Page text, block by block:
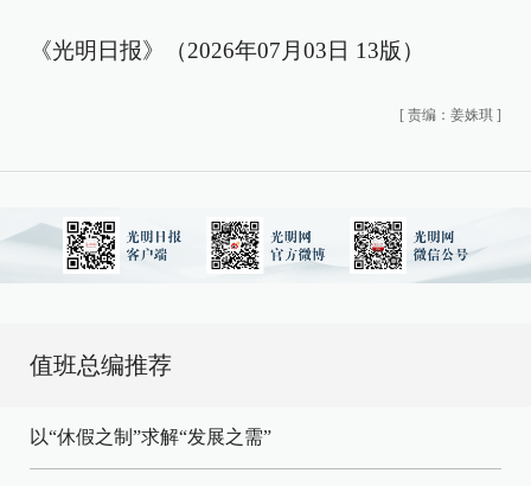
《光明日报》（2026年07月03日 13版）
[ 责编：姜姝琪 ]
值班总编推荐
以“休假之制”求解“发展之需”